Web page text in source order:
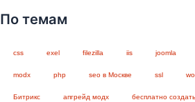
По темам
css exel filezilla iis joomla
modx php seo в Москве ssl
Битрикс апгрейд модх бесплатно